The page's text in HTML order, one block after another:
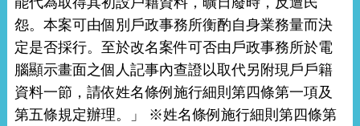
怨。本案可由個別戶政事務所衡酌自身業務量而決
定是否採行。至於改名案件可否由戶政事務所於電
腦顯示畫面之個人記事內查證以取代另附現戶戶籍
資料一節，請依姓名條例施行細則第四條第一項及
第五條規定辦理。」 ※姓名條例施行細則第四條第